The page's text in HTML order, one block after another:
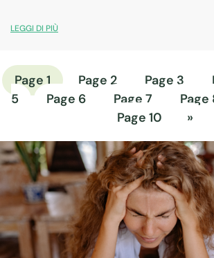
di un semplice rimedio naturale
LEGGI DI PIÙ
Page1 Page 2 Page 3
5
Page 6 Page 7 Page
Page 10 »